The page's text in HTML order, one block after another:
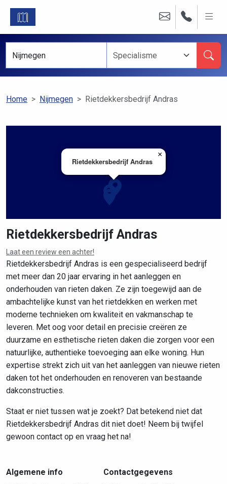
Home Nijmegen Rietdekkersbedrijf Andras
Rietdekkersbedrijf Andras
×
Leaflet|©OpenStreetMap contributors
Rietdekkersbedrijf Andras
Laat een review een achter!
Rietdekkersbedrijf Andras is een gespecialiseerd bedrijf
met meer dan 20 jaar ervaring in het aanleggen en
onderhouden van rieten daken. Ze zijn toegewijd aan de
ambachtelijke kunst van het rietdekken en werken met
moderne technieken om kwaliteit en vakmanschap te
leveren. Met oog voor detail en precisie creëren ze
duurzame en esthetische rieten daken die zorgen voor een
natuurlijke, authentieke toevoeging aan elke woning. Hun
expertise strekt zich uit van het aanleggen van nieuwe rieten
daken tot het onderhouden en renoveren van bestaande
dakconstructies.
Staat er niet tussen wat je zoekt? Dat betekend niet dat
Rietdekkersbedrijf Andras dit niet doet! Neem bij twijfel
gewoon contact op en vraag het na!
Algemene info
Contactgegevens